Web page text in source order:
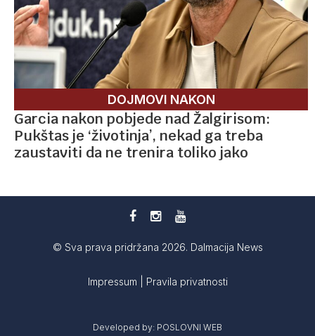
DOJMOVI NAKON
Garcia nakon pobjede nad Žalgirisom:
Pukštas je ‘životinja’, nekad ga treba
zaustaviti da ne trenira toliko jako
© Sva prava pridržana 2026. Dalmacija News
Impressum Pravila privatnosti
Developed by: POSLOVNI WEB